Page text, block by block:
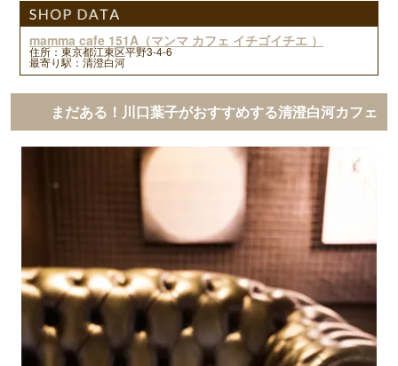
mamma cafe 151A（マンマ カフェ イチゴイチエ ）
住所：東京都江東区平野3-4-6
最寄り駅：清澄白河
まだある！川口葉子がおすすめする清澄白河カフェ